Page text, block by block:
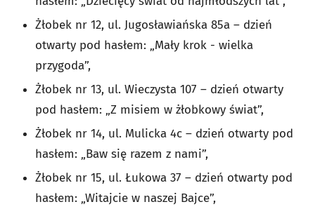
Żłobek nr 12, ul. Jugosławiańska 85a – dzień
otwarty pod hasłem: „Mały krok - wielka
przygoda”,
Żłobek nr 13, ul. Wieczysta 107 – dzień otwarty
pod hasłem: „Z misiem w żłobkowy świat”,
Żłobek nr 14, ul. Mulicka 4c – dzień otwarty pod
hasłem: „Baw się razem z nami”,
Żłobek nr 15, ul. Łukowa 37 – dzień otwarty pod
hasłem: „Witajcie w naszej Bajce”,